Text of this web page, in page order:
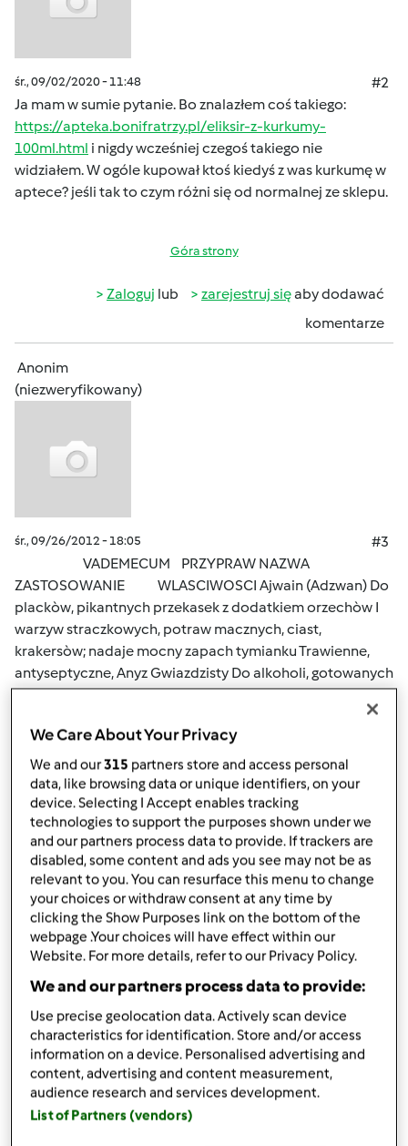
śr., 09/02/2020 - 11:48
#2
Ja mam w sumie pytanie. Bo znalazłem coś takiego:
https://apteka.bonifratrzy.pl/eliksir-z-kurkumy-
100ml.html i nigdy wcześniej czegoś takiego nie
widziałem. W ogóle kupował ktoś kiedyś z was kurkumę w
aptece? jeśli tak to czym różni się od normalnej ze sklepu.
Góra strony
Zaloguj lub zarejestruj sięaby dodawać
komentarze
Anonim
(niezweryfikowany)
śr., 09/26/2012 - 18:05
#3
VADEMECUM PRZYPRAW NAZWA
ZASTOSOWANIE WLASCIWOSCI Ajwain (Adzwan) Do
plackòw, pikantnych przekasek z dodatkiem orzechòw I
warzyw straczkowych, potraw macznych, ciast,
krakersòw; nadaje mocny zapach tymianku Trawienne,
antyseptyczne, Anyz Gwiazdzisty Do alkoholi, gotowanych
jarzyn (czerwona kapusta, marchew, szpinak, buraki),
piernikòw,pieczywa, slodkiego ryzu, kuchni indyjskiej,
cukierkòw, budyniòw, sosòw z ryb, owocòw morza,
ponczòw, syropòw Trawienne, na gazy i wzdecia, kolki u
dzieci, lagodzi nudnosci i niestrawnosci u osòb starszych,
antyspazmatyczne, na bòle menstruacyjne, astme,
koklusz, konwulsyjne kaszle, zapalenie oskrzeli, zwieksza
produkcje mleka u matek karmiacych, pomocny w
leczeniu impotencji i ozieblosci; olejek- uzywany
zewnetrznie na wszy, pchly, kleszcze, swierzb; UWAGA !!! –
olejek moze byc uzywany tylko pod nadzorem
profesjonalisty zielarza, w czasie ciazy- ilosc uzywana
normalnie do gotowania, , Anyzek Do salatek, zielonych
sosòw, farszòw, warzyw, octòw aromatyzowanych, ciast,
herbatnikòw, pieczywa, owocòw morza, sosòw slodkich i
pikantnych, alkoholi Patrz- anyz Asafetyda Do potraw-
zamiast cebuli; ma ostry zapach ( w gotowej potrawie nie
czuc) Wskazana dla osòb,ktòre maja problemy z jelitami i
watroba, na wzdecia, lagodzi bòl zebòw (rozpuscic w soku
We Care About Your Privacy
We and our315 partners store and access personal
data, like browsing data or unique identifiers, on your
device. Selecting I Accept enables tracking
technologies to support the purposes shown under we
and our partners process data to provide. If trackers are
disabled, some content and ads you see may not be as
relevant to you. You can resurface this menu to change
your choices or withdraw consent at any time by
clicking the Show Purposes link on the bottom of the
webpage .Your choices will have effect within our
Website. For more details, refer to our Privacy Policy.
We and our partners process data to provide:
Use precise geolocation data. Actively scan device
characteristics for identification. Store and/or access
information on a device. Personalised advertising and
content, advertising and content measurement,
audience research and services development.
List of Partners (vendors)